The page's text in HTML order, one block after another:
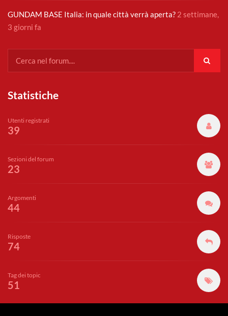
GUNDAM BASE Italia: in quale città verrà aperta? 2 settimane,
3 giorni fa
Statistiche
Utenti registrati
39
Sezioni del forum
23
Argomenti
44
Risposte
74
Tag dei topic
51